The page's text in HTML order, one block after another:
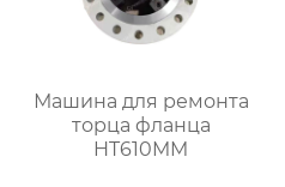
Машина для ремонта
торца фланца
HT610MM